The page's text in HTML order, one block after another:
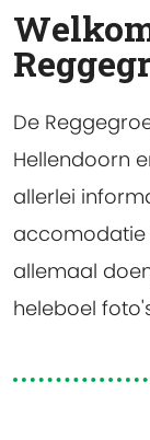
De
Hellendoorn
allerlei
accomodatie
allemaal
heleboel